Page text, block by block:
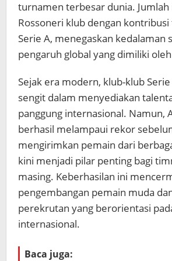
turnamen terbesar dunia.
Rossoneri klub dengan
Serie A, menegaskan kedalaman
pengaruh global yang dimiliki
Sejak era modern, klub-klub
sengit dalam menyediakan
panggung internasional. Namun,
berhasil melampaui rekor
mengirimkan pemain dari
kini menjadi pilar penting bagi
masing. Keberhasilan ini
pengembangan pemain muda
perekrutan yang berorientasi
internasional.
Baca juga: